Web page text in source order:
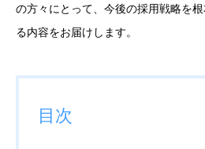
の方々にとって、今後の採用戦略を
る内容をお届けします。
目次